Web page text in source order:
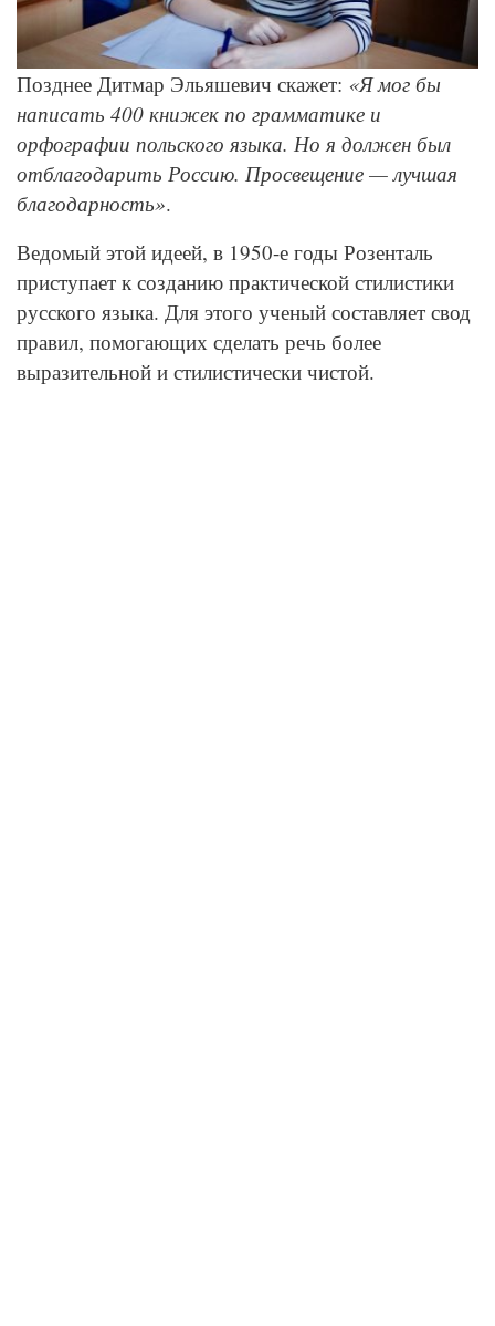
Позднее Дитмар Эльяшевич скажет: «Я мог бы
написать 400 книжек по грамматике и
орфографии польского языка. Но я должен был
отблагодарить Россию. Просвещение — лучшая
благодарность».
Ведомый этой идеей, в 1950-е годы Розенталь
приступает к созданию практической стилистики
русского языка. Для этого ученый составляет свод
правил, помогающих сделать речь более
выразительной и стилистически чистой.